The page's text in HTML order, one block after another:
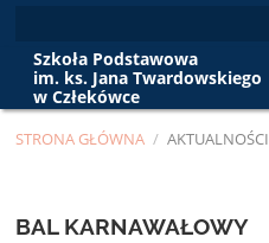
Szkoła Podstawowa
im. ks. Jana Twardowskiego
w Człekówce
STRONA GŁÓWNA / AKTUALNOŚCI
BAL KARNAWAŁOWY